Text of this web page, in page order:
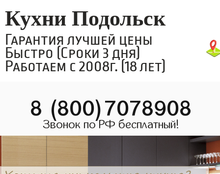
Кухни Подольск
Гарантия лучшей цены
Быстро (Сроки 3 дня)
Работаем с 2008г. (18 лет)
8 (800)7078908
Звонок по РФ бесплатный!